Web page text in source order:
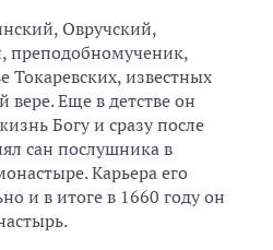
Овручский,
преподобномученик,
Токаревских, известных
Еще в детстве он
Богу и сразу после
сан послушника в
Карьера его
и в итоге в 1660 году он